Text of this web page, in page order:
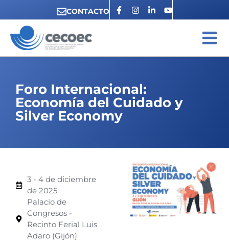
CONTACTO
Foro Internacional:
Economía del Cuidado y
Silver Economy
3 - 4 de diciembre
de 2025
Palacio de
Congresos -
Recinto Ferial Luis
Adaro (Gijón)